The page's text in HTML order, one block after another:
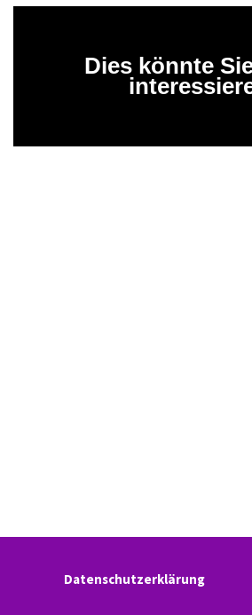
Dies könnte
Datenschutzerklärung